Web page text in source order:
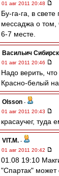
01 авг 2011 20:48
Бу-га-га, в
мессаджа о том,
6-7 месте.
Васильич
01 авг 2011 20:46
Надо верить,
Красно-белый
Olsson -
01 авг 2011 20:43
красаучег, туда
VIT.M. -
01 авг 2011 20:42
01.08 19:10
"Спартак" может